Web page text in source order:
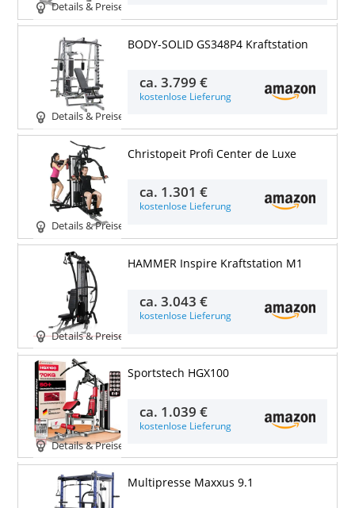
Details & Preise
Details & Preise
BODY-SOLID GS348P4 Kraftstation
ca.3.799 €
kostenlose Lieferung
Details & Preise
Christopeit Profi Center de Luxe
ca. 1.301 €
kostenlose Lieferung
Details & Preise
HAMMER Inspire Kraftstation M1
ca.3.043 €
kostenlose Lieferung
Details & Preise
Sportstech HGX100
ca. 1.039 €
kostenlose Lieferung
Multipresse Maxxus 9.1